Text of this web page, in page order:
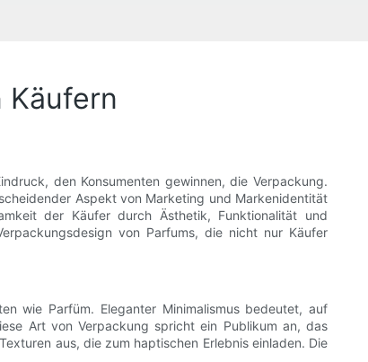
Käufern
den Konsumenten gewinnen, die Verpackung.
Aspekt von Marketing und Markenidentität
der Käufer durch Ästhetik, Funktionalität und
von Parfums, die nicht nur Käufer
wie Parfüm. Eleganter Minimalismus bedeutet, auf
Art von Verpackung spricht ein Publikum an, das
aus, die zum haptischen Erlebnis einladen. Die